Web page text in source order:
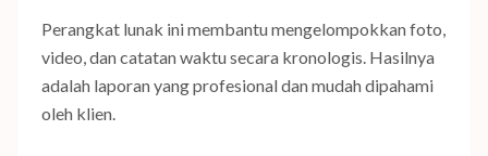
Perangkat lunak ini membantu mengelompokkan foto,
video, dan catatan waktu secara kronologis. Hasilnya
adalah laporan yang profesional dan mudah dipahami
oleh klien.